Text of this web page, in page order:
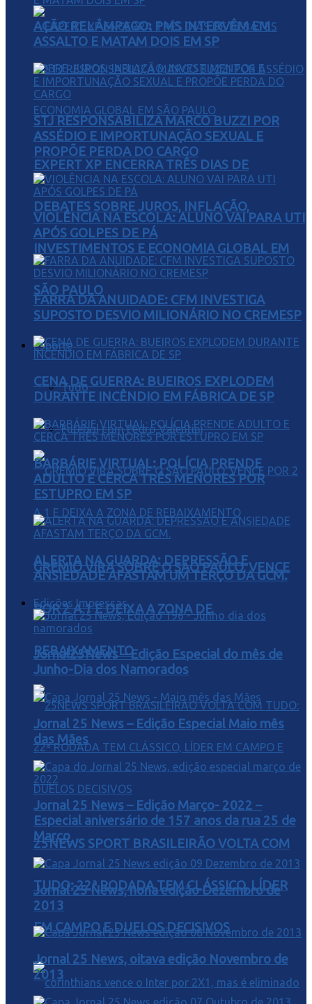
EXPERT XP ENCERRA TRÊS DIAS DE
DEBATES SOBRE JUROS, INFLAÇÃO,
INVESTIMENTOS E ECONOMIA GLOBAL EM
SÃO PAULO
Esporte
Tudo
Futebol com Pedro Valentini
GRÊMIO VIRA SOBRE O SÃO PAULO, VENCE
POR 2 A 1 E DEIXA A ZONA DE
REBAIXAMENTO
25NEWS SPORT BRASILEIRÃO VOLTA COM
TUDO: 22ª RODADA TEM CLÁSSICO, LÍDER
EM CAMPO E DUELOS DECISIVOS
AÇÃO RELÂMPAGO: PMS INTERVÊM EM
ASSALTO E MATAM DOIS EM SP
STJ RESPONSABILIZA MARCO BUZZI POR
ASSÉDIO E IMPORTUNAÇÃO SEXUAL E
PROPÕE PERDA DO CARGO
VIOLÊNCIA NA ESCOLA: ALUNO VAI PARA UTI
APÓS GOLPES DE PÁ
FARRA DA ANUIDADE: CFM INVESTIGA
SUPOSTO DESVIO MILIONÁRIO NO CREMESP
CENA DE GUERRA: BUEIROS EXPLODEM
DURANTE INCÊNDIO EM FÁBRICA DE SP
BARBÁRIE VIRTUAL: POLÍCIA PRENDE
ADULTO E CERCA TRÊS MENORES POR
ESTUPRO EM SP
ALERTA NA GUARDA: DEPRESSÃO E
ANSIEDADE AFASTAM UM TERÇO DA GCM.
Edições Impressas
Jornal25News – Edição Especial do mês de
Junho-Dia dos Namorados
Jornal 25 News – Edição Especial Maio mês
das Mães
Jornal 25 News – Edição Março- 2022 –
Especial aniversário de 157 anos da rua 25 de
Março
Jornal 25 News, nona edição Dezembro de
2013
Jornal 25 News, oitava edição Novembro de
2013